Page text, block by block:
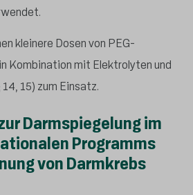
kleinere Dosen von PEG-
Kombination mit Elektrolyten und
15) zum Einsatz.
Darmspiegelung im
Programms
von Darmkrebs